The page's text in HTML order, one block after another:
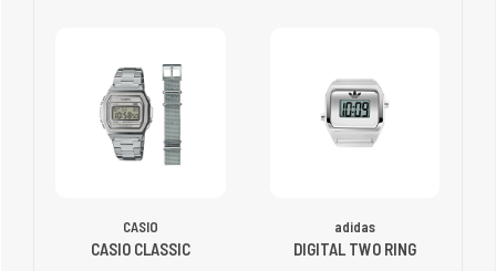
CASIO
CASIO CLASSIC
adidas
DIGITAL TWO RING